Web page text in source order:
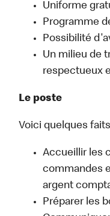
Uniforme
Programme
Possibilité
Un milieu de
respectueux
Le poste
Voici quelques
Accueillir les
commandes
argent
Préparer les